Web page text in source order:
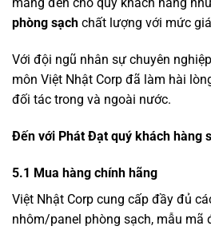
phòng sạch chất lượng với mức
Với đội ngũ nhân sự chuyên
môn Việt Nhật Corp đã làm hài
đối tác trong và ngoài nước.
Đến với Phát Đạt quý khách hàng
5.1 Mua hàng chính hãng
Việt Nhật Corp cung cấp đầy đủ
nhôm/panel phòng sạch, mẫu mã